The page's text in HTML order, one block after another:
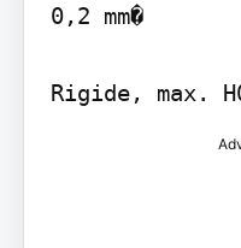
0,2 mm�
Rigide, max.